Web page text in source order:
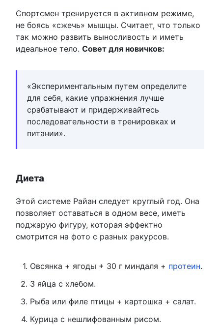
Спортсмен тренируется в активном режиме,
не боясь «сжечь» мышцы. Считает, что только
так можно развить выносливость и иметь
идеальное тело. Совет для новичков:
«Экспериментальным путем определите
для себя, какие упражнения лучше
срабатывают и придерживайтесь
последовательности в тренировках и
питании».
Диета
Этой системе Райан следует круглый год. Она
позволяет оставаться в одном весе, иметь
поджарую фигуру, которая эффектно
смотрится на фото с разных ракурсов.
Овсянка + ягоды + 30 г миндаля + протеин.
3 яйца с хлебом.
Рыба или филе птицы + картошка + салат.
Курица с нешлифованным рисом.